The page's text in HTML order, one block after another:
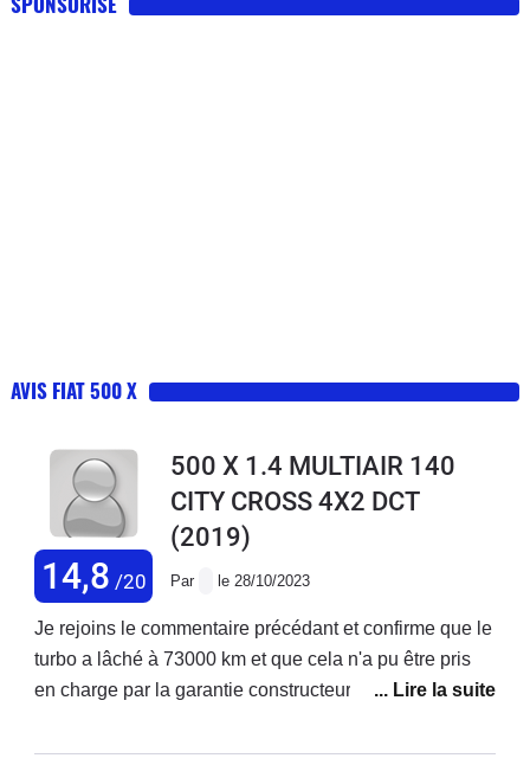
AVIS FIAT 500 X
14,8 /20
500 X 1.4 MULTIAIR 140
CITY CROSS 4X2 DCT
(2019)
Par le 28/10/2023
Je rejoins le commentaire précédant et confirme que le
turbo a lâché à 73000 km et que cela n'a pu être pris
en charge par la garantie constructeur ! Je précise que
réparations ! Ma voiture est d'ailleurs en vente. Je ne